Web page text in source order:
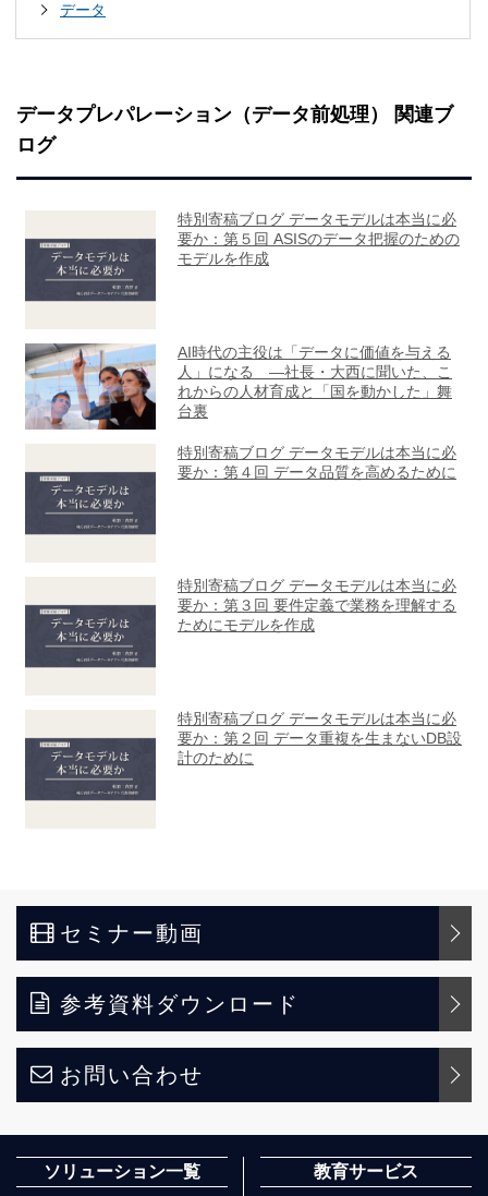
データ
データプレパレーション（データ前処理） 関連ブ
ログ
セミナー動画
参考資料ダウンロード
お問い合わせ
ソリューション一覧 教育サービス